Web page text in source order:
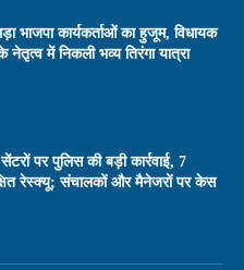
भाजपा कार्यकर्ताओं का हुजूम, विधायक
नेतृत्व में निकली भव्य तिरंगा यात्रा
सेंटरों पर पुलिस की बड़ी कार्रवाई, 7
रेस्क्यू; संचालकों और मैनेजरों पर केस